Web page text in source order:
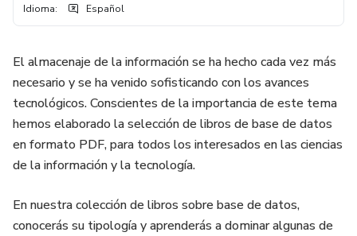
Idioma: Español
El almacenaje de la información se ha hecho cada vez más
necesario y se ha venido sofisticando con los avances
tecnológicos. Conscientes de la importancia de este tema
hemos elaborado la selección de libros de base de datos
en formato PDF, para todos los interesados en las ciencias
de la información y la tecnología.
En nuestra colección de libros sobre base de datos,
conocerás su tipología y aprenderás a dominar algunas de